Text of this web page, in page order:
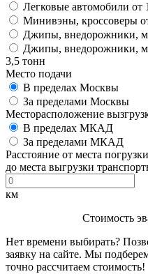
Легковые автомобили от
Минивэны, кроссоверы
Джипы, внедорожники,
Джипы, внедорожники,
3,5 тонн
Место подачи
В пределах Москвы
За пределами Москвы
Месторасположение
В пределах МКАД
За пределами МКАД
Расстояние от места погрузки
до места выгрузки
км
Стоимость
Нет времени выбирать?
заявку на сайте. Мы
точно рассчитаем стоимость!